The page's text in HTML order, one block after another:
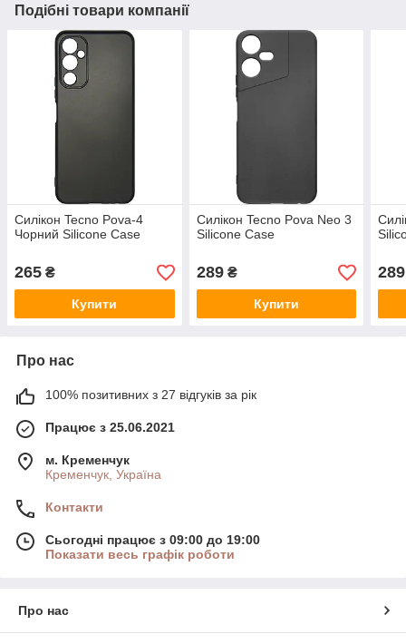
Подібні товари компанії
Силікон Tecno Pova-4
Чорний Silicone Case
265 ₴
Купити
Силікон Tecno Pova Neo 3
Silicone Case
289₴
Купити
289
Про нас
100% позитивних з 27 відгуків за рік
Працює з 25.06.2021
м. Кременчук
Кременчук, Україна
Контакти
Сьогодні працює з 09:00 до 19:00
Показати весь графік роботи
Про нас